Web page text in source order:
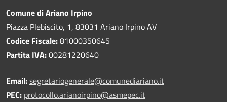
Comune di Ariano Irpino
Piazza Plebiscito, 1, 83031 Ariano Irpino AV
Codice Fiscale:81000350645
Partita IVA:00281220640
Email:segretariogenerale@comunediariano.it
PEC: protocollo.arianoirpino@asmepec.it